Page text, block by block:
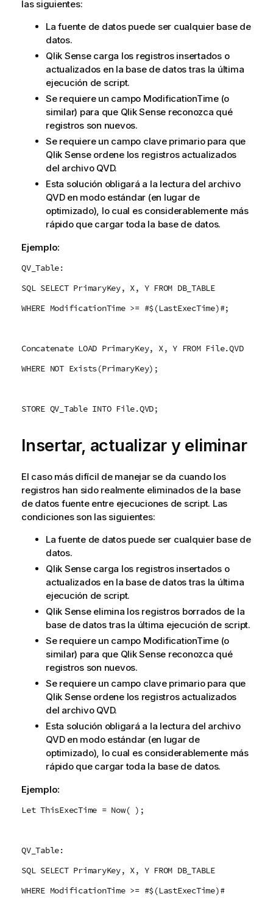
las siguientes:
La fuente de datos puede ser cualquier base de
datos.
Qlik Sensecarga los registros insertados o
actualizados en la base de datos tras la última
ejecución de script.
Se requiere un campo ModificationTime(o
similar) para que Qlik Sense reconozca qué
registros son nuevos.
Se requiere un campo clave primario para que
Qlik Senseordene los registros actualizados
del archivo QVD.
Esta solución obligará a la lectura del archivo
QVDen modo estándar (en lugar de
optimizado), lo cual es considerablemente más
rápido que cargar toda la base de datos.
Ejemplo:
QV_Table:
SQL SELECT PrimaryKey, X, Y FROM DB_TABLE
WHERE ModificationTime >= #$(LastExecTime)#;
Concatenate LOAD PrimaryKey, X, Y FROM File.QVD
WHERE NOT Exists(PrimaryKey);
STORE QV_Table INTO File.QVD;
Insertar, actualizar y eliminar
El caso más difícil de manejar se da cuando los
registros han sido realmente eliminados de la base
de datos fuente entre ejecuciones de script. Las
condiciones son las siguientes:
La fuente de datos puede ser cualquier base de
datos.
Qlik Sensecarga los registros insertados o
actualizados en la base de datos tras la última
ejecución de script.
Qlik Senseelimina los registros borrados de la
base de datos tras la última ejecución de script.
Se requiere un campo ModificationTime(o
similar) para que Qlik Sense reconozca qué
registros son nuevos.
Se requiere un campo clave primario para que
Qlik Senseordene los registros actualizados
del archivo QVD.
Esta solución obligará a la lectura del archivo
QVDen modo estándar (en lugar de
optimizado), lo cual es considerablemente más
rápido que cargar toda la base de datos.
Ejemplo:
Let ThisExecTime = Now( );
QV_Table:
SQL SELECT PrimaryKey, X, Y FROM DB_TABLE
WHERE ModificationTime >= #$(LastExecTime)#